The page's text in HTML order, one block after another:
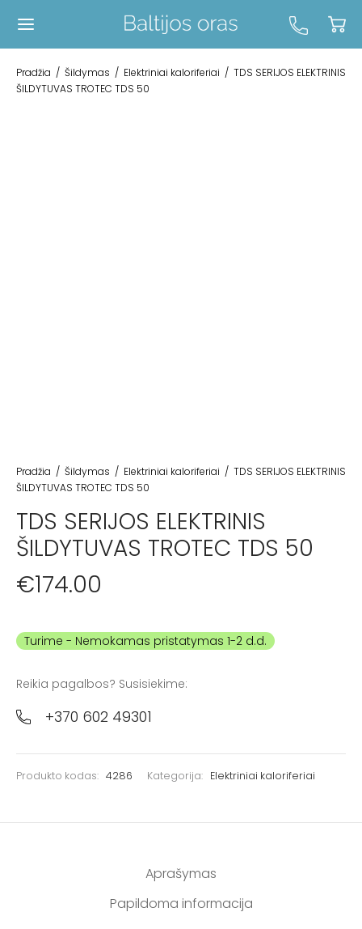
Pradžia / Šildymas / Elektriniai kaloriferiai / TDS SERIJOS ELEKTRINIS
ŠILDYTUVAS TROTEC TDS 50
Pradžia / Šildymas / Elektriniai kaloriferiai / TDS SERIJOS ELEKTRINIS
ŠILDYTUVAS TROTEC TDS 50
TDS SERIJOS ELEKTRINIS
ŠILDYTUVAS TROTEC TDS 50
€174.00
Turime
Reikia pagalbos? Susisiekime:
+370 602 49301
Produkto kodas: 4286 Kategorija: Elektriniai kaloriferiai
Aprašymas
Papildoma informacija